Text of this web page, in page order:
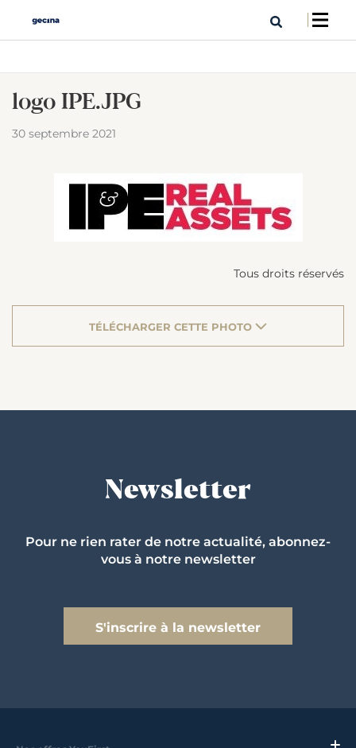
logo IPE.JPG
30 septembre 2021
Tous droits réservés
TÉLÉCHARGER CETTE PHOTO
Newsletter
Pour ne rien rater de notre actualité, abonnez-
vous à notre newsletter
S'inscrire à la newsletter